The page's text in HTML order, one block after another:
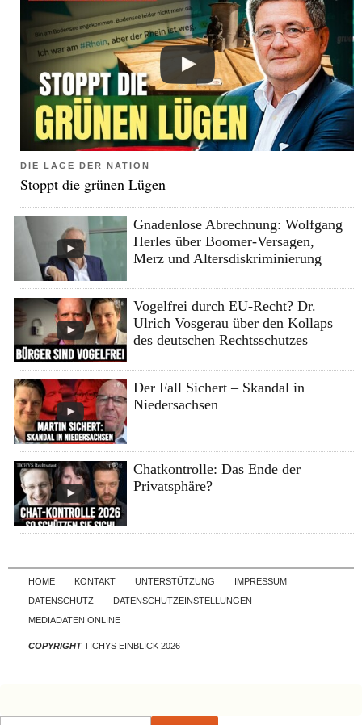
DIE LAGE DER NATION
Stoppt die grünen Lügen
Gnadenlose Abrechnung: Wolfgang
Herles über Boomer-Versagen,
Merz und Altersdiskriminierung
Vogelfrei durch EU-Recht? Dr.
Ulrich Vosgerau über den Kollaps
des deutschen Rechtsschutzes
Der Fall Sichert – Skandal in
Niedersachsen
Chatkontrolle: Das Ende der
Privatsphäre?
Skip to content
HOME KONTAKT UNTERSTÜTZUNG
IMPRESSUM
DATENSCHUTZ
DATENSCHUTZEINSTELLUNGEN
MEDIADATEN ONLINE
COPYRIGHTTICHYS EINBLICK 2026